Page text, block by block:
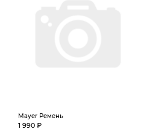
Mayer Ремень
1 990 ₽